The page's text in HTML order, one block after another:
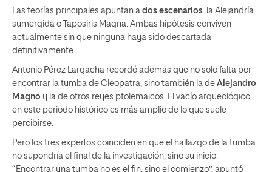
Las teorías principales apuntan a dos escenarios: la Alejandría
sumergida o Taposiris Magna. Ambas hipótesis conviven
actualmente sin que ninguna haya sido descartada
definitivamente.
Antonio Pérez Largacha recordó además que no solo falta por
encontrar la tumba de Cleopatra, sino también la de Alejandro
Magno y la de otros reyes ptolemaicos. El vacío arqueológico
en este periodo histórico es más amplio de lo que suele
percibirse.
Pero los tres expertos coinciden en que el hallazgo de la tumba
no supondría el final de la investigación, sino su inicio.
“Encontrar una tumba no es el fin, sino el comienzo”, apuntó